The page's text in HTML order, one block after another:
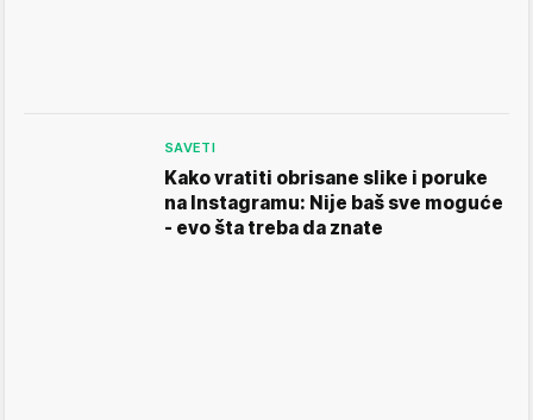
SAVETI
Kako vratiti obrisane slike i poruke
na Instagramu: Nije baš sve moguće
- evo šta treba da znate